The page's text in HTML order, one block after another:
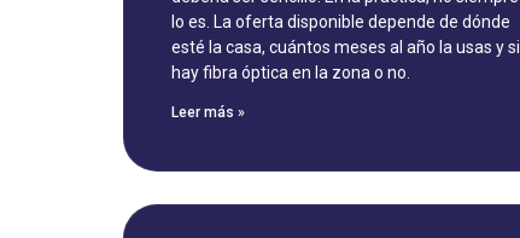
lo es. La oferta disponible depende de dónde
esté la casa, cuántos meses al año la usas y si
hay fibra óptica en la zona o no.
Leer más »